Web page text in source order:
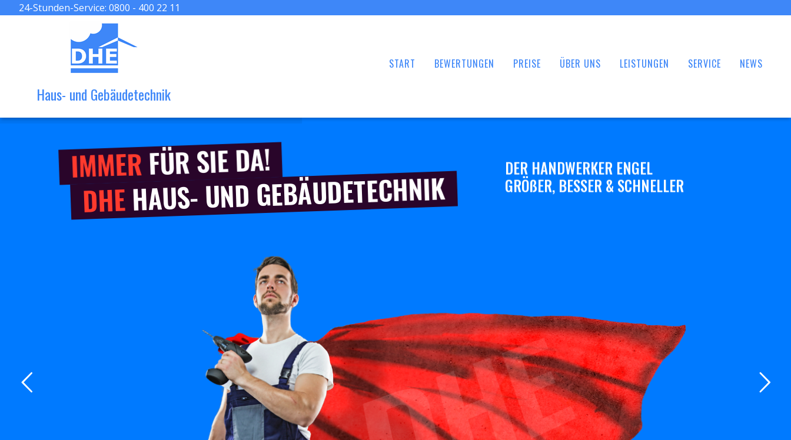
24-Stunden-Service: 0800 - 400 22 11
Haus- und Gebäudetechnik
START BEWERTUNGEN PREISE ÜBER UNS LEISTUNGEN SERVICE NEWS
IMMERFÜR SIE DA!
DHEHAUS- UND GEBÄUDETECHNIK
DER HANDWERKER ENGEL
GRÖßER, BESSER & SCHNELLER